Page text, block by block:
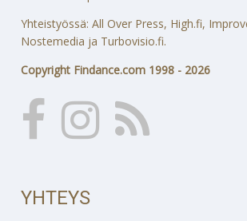
Yhteistyössä: All Over Press, High.fi,
Nostemedia ja Turbovisio.fi.
Copyright Findance.com 1998 - 2026
YHTEYS